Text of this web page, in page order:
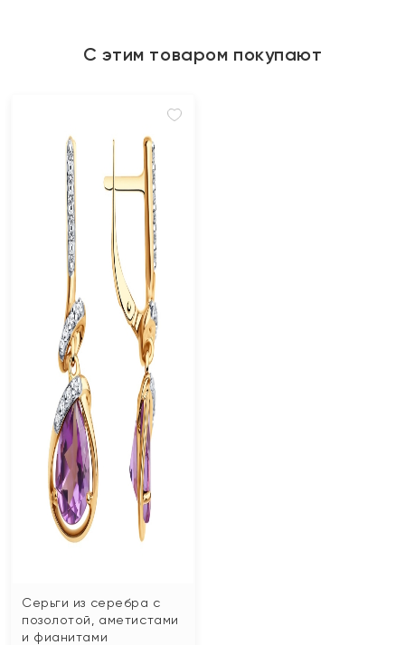
С этим товаром покупают
Серьги из серебра с
позолотой, аметистами
и фианитами